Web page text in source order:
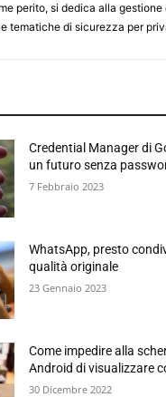
perito, si dedica alla
tematiche di sicurezza per
Credential Manager di
un futuro senza
7 Febbraio 2023
WhatsApp, presto
qualità originale
23 Gennaio 2023
Come impedire alla
Android di visualizzare
30 Dicembre 2022